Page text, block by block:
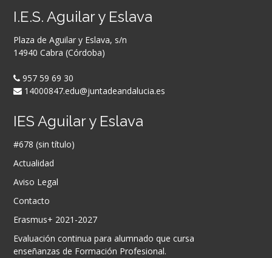
I.E.S. Aguilar y Eslava
Plaza de Aguilar y Eslava, s/n
14940 Cabra (Córdoba)
957 59 69 30
14000847.edu@juntadeandalucia.es
IES Aguilar y Eslava
#678 (sin título)
Actualidad
Aviso Legal
Contacto
Erasmus+ 2021-2027
Evaluación continua para alumnado que cursa
enseñanzas de Formación Profesional.